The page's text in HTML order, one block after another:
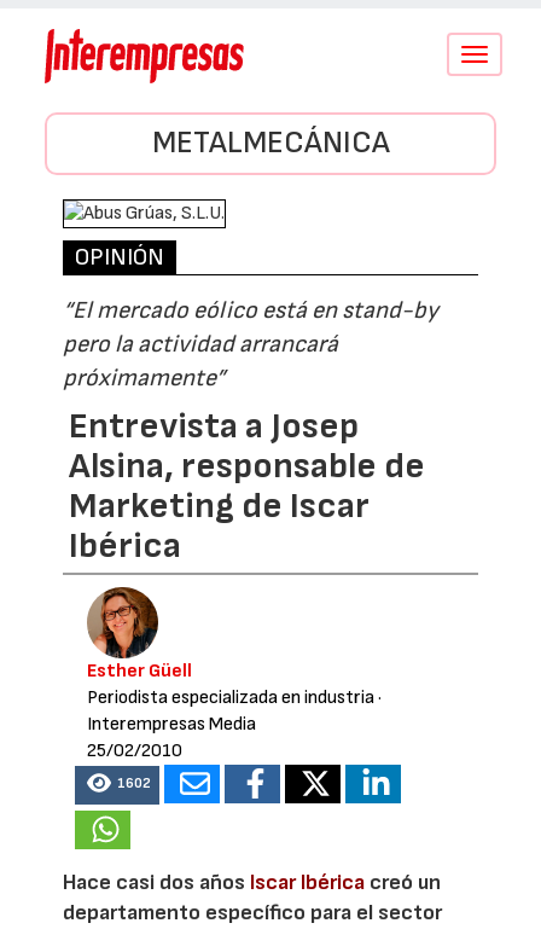
Conmutar
METALMECÁNICA
OPINIÓN
“El mercado eólico está en stand-by
pero la actividad arrancará
próximamente”
Entrevista a Josep
Alsina, responsable de
Marketing de Iscar
Ibérica
Esther Güell
Periodista especializada en industria·
Interempresas Media
25/02/2010
1602
Hace casi dos años Iscar Ibérica creó un
departamento específico para el sector